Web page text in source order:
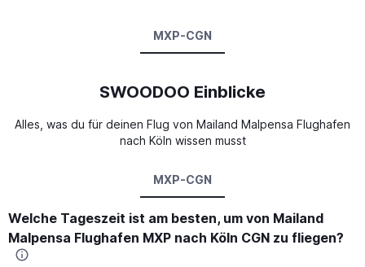
MXP-CGN
SWOODOO Einblicke
Alles, was du für deinen Flug von Mailand Malpensa Flughafen
nach Köln wissen musst
MXP-CGN
Welche Tageszeit ist am besten, um von Mailand
Malpensa Flughafen MXP nach Köln CGN zu fliegen?